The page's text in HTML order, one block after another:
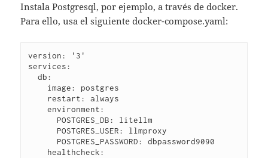
Instala Postgresql, por ejemplo, a través de docker.
Para ello, usa el siguiente docker-compose.yaml:
version: '3'
services:
  db:
    image: postgres
    restart: always
    environment:
      POSTGRES_DB: litellm
      POSTGRES_USER: llmproxy
      POSTGRES_PASSWORD: dbpassword9090
    healthcheck: